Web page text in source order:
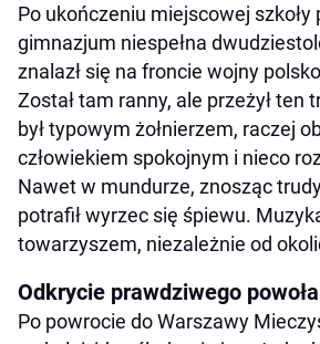
Po ukończeniu miejscowej szkoły
gimnazjum niespełna
znalazł się na froncie wojny
Został tam ranny, ale przeżył ten
był typowym żołnierzem, raczej
człowiekiem spokojnym i nieco
Nawet w mundurze, znosząc
potrafił wyrzec się śpiewu.
towarzyszem, niezależnie od
Odkrycie prawdziwego
Po powrocie do Warszawy